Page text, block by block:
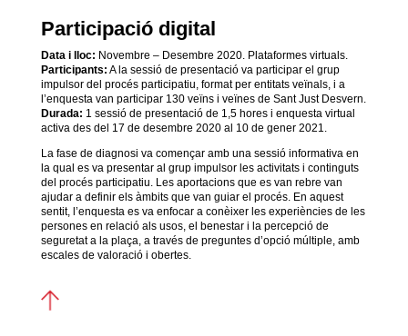
Participació digital
Data i lloc: Novembre – Desembre 2020. Plataformes virtuals.
Participants: A la sessió de presentació va participar el grup
impulsor del procés participatiu, format per entitats veïnals, i a
l’enquesta van participar 130 veïns i veïnes de Sant Just Desvern.
Durada: 1 sessió de presentació de 1,5 hores i enquesta virtual
activa des del 17 de desembre 2020 al 10 de gener 2021.
La fase de diagnosi va començar amb una sessió informativa en
la qual es va presentar al grup impulsor les activitats i continguts
del procés participatiu. Les aportacions que es van rebre van
ajudar a definir els àmbits que van guiar el procés. En aquest
sentit, l’enquesta es va enfocar a conèixer les experiències de les
persones en relació als usos, el benestar i la percepció de
seguretat a la plaça, a través de preguntes d’opció múltiple, amb
escales de valoració i obertes.